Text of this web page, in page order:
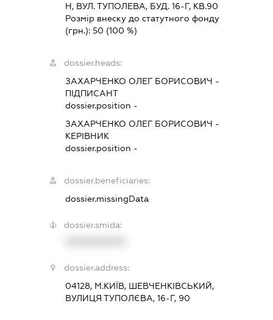
Н, ВУЛ. ТУПОЛЕВА, БУД. 16-Г, КВ.90
Розмір внеску до статутного фонду
(грн.): 50 (100 %)
dossier.heads:
ЗАХАРЧЕНКО ОЛЕГ БОРИСОВИЧ -
ПІДПИСАНТ
dossier.position -
ЗАХАРЧЕНКО ОЛЕГ БОРИСОВИЧ -
КЕРІВНИК
dossier.position -
dossier.beneficiaries:
dossier.missingData
dossier.smida:
dossier.address:
04128, М.КИЇВ, ШЕВЧЕНКІВСЬКИЙ,
ВУЛИЦЯ ТУПОЛЄВА, 16-Г, 90